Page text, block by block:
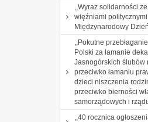
,,Wyraz solidarności
więźniami
Międzynarodowy
,,Pokutne
Polski za łamanie
Jasnogórskich ślubów
przeciwko łamaniu
dzieci niszczenia
przeciwko bierności
samorządowych i
,,40 rocznica